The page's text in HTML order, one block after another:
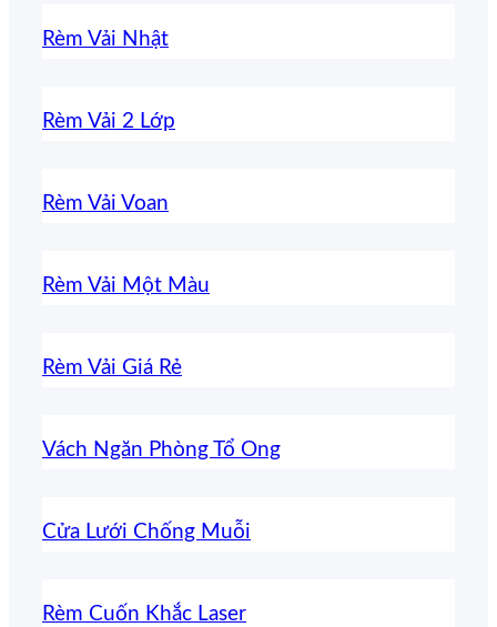
Rèm Vải Nhật
Rèm Vải 2 Lớp
Rèm Vải Voan
Rèm Vải Một Màu
Rèm Vải Giá Rẻ
Vách Ngăn Phòng Tổ Ong
Cửa Lưới Chống Muỗi
Rèm Cuốn Khắc Laser